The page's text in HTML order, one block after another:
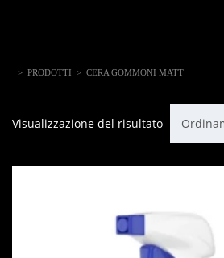
> PRODOTTI > CERA GOMMONI MATT
Visualizzazione del risultato